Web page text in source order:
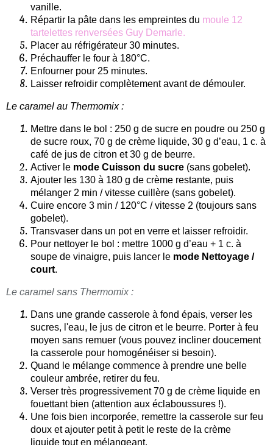
vanille.
Répartir la pâte dans les empreintes du moule 12
tartelettes renversées Guy Demarle.
Placer au réfrigérateur 30 minutes.
Préchauffer le four à 180°C.
Enfourner pour 25 minutes.
Laisser refroidir complètement avant de démouler.
Le caramel au Thermomix :
Mettre dans le bol : 250 g de sucre en poudre ou 250 g
de sucre roux, 70 g de crème liquide, 30 g d’eau, 1 c. à
café de jus de citron et 30 g de beurre.
Activer le mode Cuisson du sucre (sans gobelet).
Ajouter les 130 à 180 g de crème restante, puis
mélanger 2 min / vitesse cuillère (sans gobelet).
Cuire encore 3 min / 120°C / vitesse 2 (toujours sans
gobelet).
Transvaser dans un pot en verre et laisser refroidir.
Pour nettoyer le bol : mettre 1000 g d’eau + 1 c. à
soupe de vinaigre, puis lancer le mode Nettoyage /
court.
Le caramel sans Thermomix :
Dans une grande casserole à fond épais, verser les
sucres, l'eau, le jus de citron et le beurre. Porter à feu
moyen sans remuer (vous pouvez incliner doucement
la casserole pour homogénéiser si besoin).
Quand le mélange commence à prendre une belle
couleur ambrée, retirer du feu.
Verser très progressivement 70 g de crème liquide en
fouettant bien (attention aux éclaboussures !).
Une fois bien incorporée, remettre la casserole sur feu
doux et ajouter petit à petit le reste de la crème
liquide tout en mélangeant.